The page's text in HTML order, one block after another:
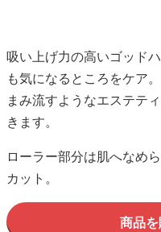
吸い上げ力の高いゴッド
も気になるところをケア
まみ流すようなエステテ
きます。
ローラー部分は肌へなめ
カット。
商品